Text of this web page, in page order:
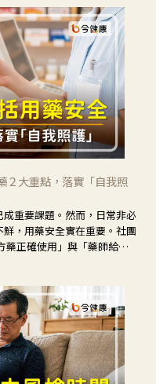
２大重點，落實「自我照
重要課題。然而，日常非必
，用藥安全實在重要。社團
藥正確使用」與「藥師給